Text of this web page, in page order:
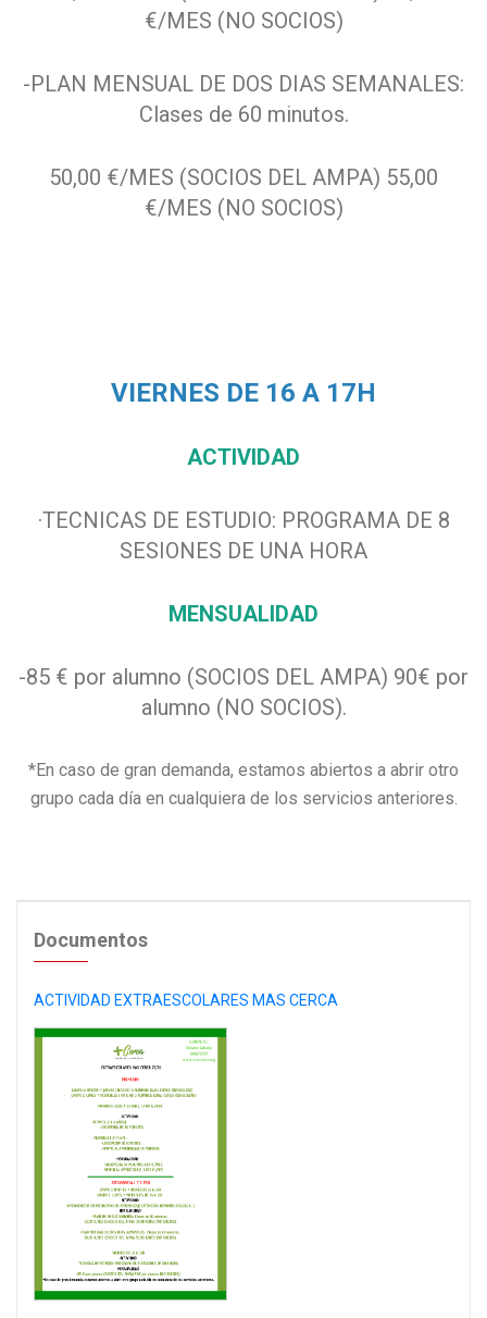
€/MES (NO SOCIOS)
-PLAN MENSUAL DE DOS DIAS SEMANALES:
Clases de 60 minutos.
50,00 €/MES (SOCIOS DEL AMPA) 55,00
€/MES (NO SOCIOS)
VIERNES DE 16 A 17H
ACTIVIDAD
·TECNICAS DE ESTUDIO: PROGRAMA DE 8
SESIONES DE UNA HORA
MENSUALIDAD
-85 € por alumno (SOCIOS DEL AMPA) 90€ por
alumno (NO SOCIOS).
*En caso de gran demanda, estamos abiertos a abrir otro
grupo cada día en cualquiera de los servicios anteriores.
Documentos
ACTIVIDAD EXTRAESCOLARES MAS CERCA